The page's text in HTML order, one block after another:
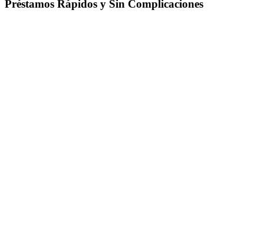
Préstamos Rápidos y Sin Complicaciones